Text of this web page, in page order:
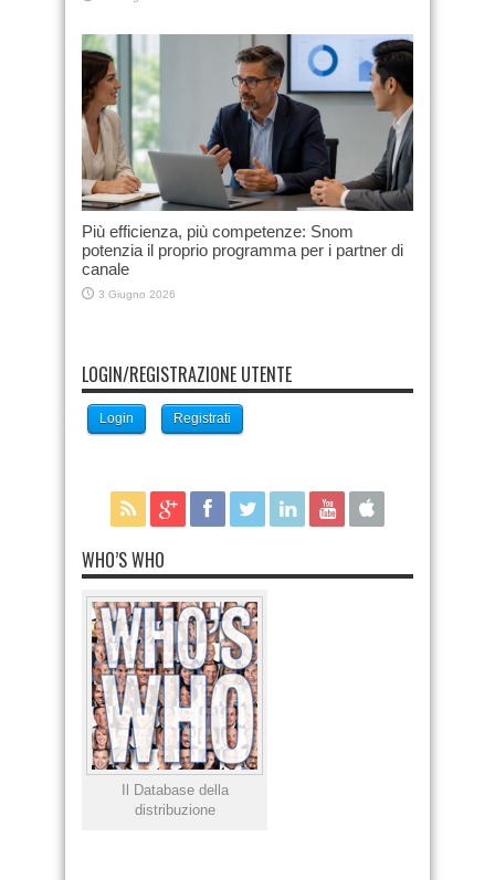
Più efficienza, più competenze: Snom
potenzia il proprio programma per i partner di
canale
3 Giugno 2026
LOGIN/REGISTRAZIONE UTENTE
Login Registrati
WHO’S WHO
Il Database della
distribuzione